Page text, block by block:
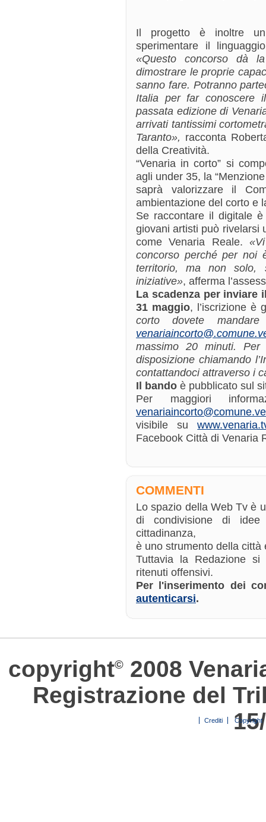
Il progetto è inoltre
sperimentare il
«Questo concorso dà
dimostrare le proprie
sanno fare. Potranno
Italia per far conoscere
passata edizione di
arrivati tantissimi
Taranto», racconta
della Creatività.
“Venaria in corto” si
agli under 35, la
saprà valorizzare il
ambientazione del corto e
Se raccontare il digitale
giovani artisti può rivelarsi
come Venaria Reale.
concorso perché per noi
territorio, ma non solo,
iniziative», afferma
La scadenza per
31 maggio, l’iscrizione è
corto dovete
massimo 20 minuti. Per
disposizione chiamando
contattandoci attraverso i
Il bando è pubblicato sul
Per maggiori
visibile su
Facebook Città di Venaria
COMMENTI
Lo spazio della Web Tv è
di condivisione di
cittadinanza,
è uno strumento della città
Tuttavia la Redazione
ritenuti offensivi.
Per l'inserimento dei
autenticarsi.
copyright© 2008
Registrazione del
Crediti Copyright